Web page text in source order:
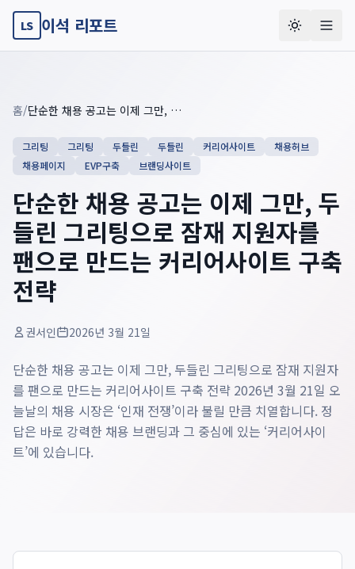
LS 이석 리포트
홈/ 단순한 채용 공고는 이제 그만, 두들린 그리팅으로 잠재 지원자를 팬으로 만드는 커리어사이트 구축 전략
그리팅 그리팅 두들린 두들린 커리어사이트
채용허브
채용페이지
EVP구축 브랜딩사이트
단순한 채용 공고는 이제 그만, 두
들린 그리팅으로 잠재 지원자를
팬으로 만드는 커리어사이트 구축
전략
권서인 2026년 3월 21일
단순한 채용 공고는 이제 그만, 두들린 그리팅으로 잠재 지원자
를 팬으로 만드는 커리어사이트 구축 전략 2026년 3월 21일 오
늘날의 채용 시장은 ‘인재 전쟁’이라 불릴 만큼 치열합니다. 정
답은 바로 강력한 채용 브랜딩과 그 중심에 있는 ‘커리어사이
트’에 있습니다.